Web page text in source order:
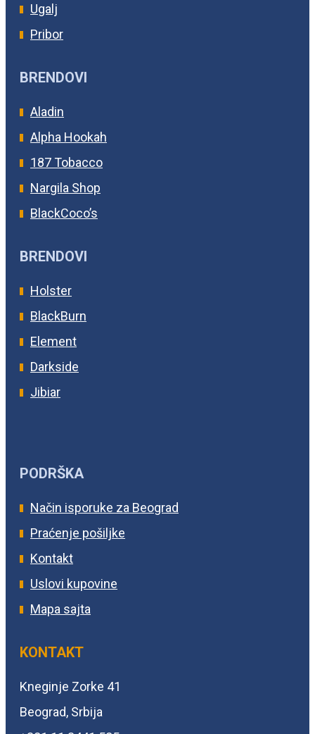
Ugalj
Pribor
BRENDOVI
Aladin
Alpha Hookah
187 Tobacco
Nargila Shop
BlackCoco’s
BRENDOVI
Holster
BlackBurn
Element
Darkside
Jibiar
PODRŠKA
Način isporuke za Beograd
Praćenje pošiljke
Kontakt
Uslovi kupovine
Mapa sajta
KONTAKT
Kneginje Zorke 41
Beograd, Srbija